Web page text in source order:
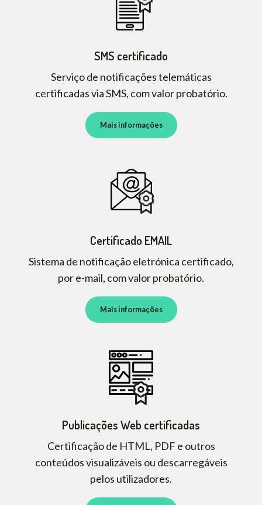
SMS certificado
Serviço de notificações telemáticas
certificadas via SMS, com valor probatório.
Mais informações
Certificado EMAIL
Sistema de notificação eletrónica certificado,
por e-mail, com valor probatório.
Mais informações
Publicações Web certificadas
Certificação de HTML, PDF e outros
conteúdos visualizáveis ou descarregáveis
pelos utilizadores.